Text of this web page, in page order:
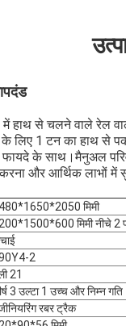
में हाथ से चलने वाले रेल
लिए 1 टन का हाथ से
के साथ।मैनुअल
और आर्थिक लाभों में
मिमी
मिमी नीचे 2
2
21
3 उल्टा 1 उच्च और निम्न गति
रबर ट्रैक